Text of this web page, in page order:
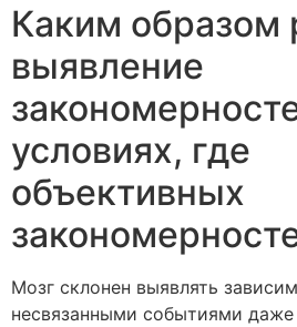
Каким образом
выявление
условиях, где
объективных
Мозг склонен выявлять
несвязанными событиями даже